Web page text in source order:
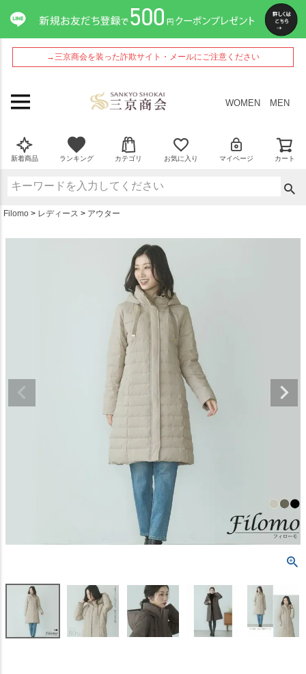
→三京商会を装った詐欺サイト・メールにご注意ください
WOMEN MEN
新着商品 ランキング カテゴリ お気に入り マイページ カート
Filomo レディース アウター
ペー
ジト
ップ
へ